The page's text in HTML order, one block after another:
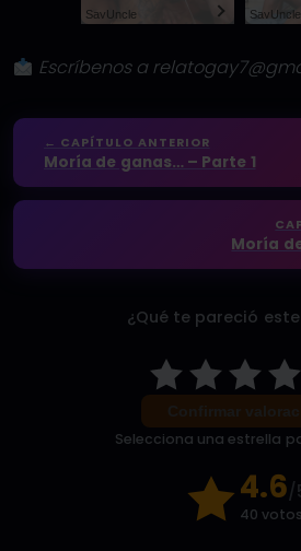
SayUncle SayUncle
Escríbenos a
← CAPÍTULO ANTERIOR
Moría de ganas… – Parte 1
Moría
¿Qué te pareció
Selecciona una estrella
4.6/
40 votos